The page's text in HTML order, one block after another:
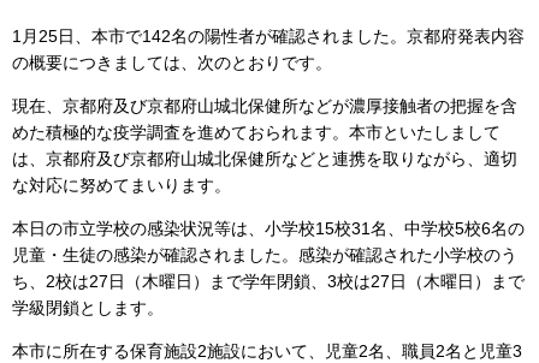
1月25日、本市で142名の陽性者が確認されました。京都府発表内容
の概要につきましては、次のとおりです。
現在、京都府及び京都府山城北保健所などが濃厚接触者の把握を含
めた積極的な疫学調査を進めておられます。本市といたしまして
は、京都府及び京都府山城北保健所などと連携を取りながら、適切
な対応に努めてまいります。
本日の市立学校の感染状況等は、小学校15校31名、中学校5校6名の
児童・生徒の感染が確認されました。感染が確認された小学校のう
ち、2校は27日（木曜日）まで学年閉鎖、3校は27日（木曜日）まで
学級閉鎖とします。
本市に所在する保育施設2施設において、児童2名、職員2名と児童3